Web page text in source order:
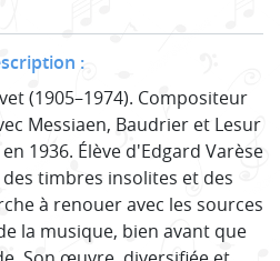
:
(1905–1974). Compositeur
Messiaen, Baudrier et Lesur
1936. Élève d'Edgard Varèse
timbres insolites et des
à renouer avec les sources
la musique, bien avant que